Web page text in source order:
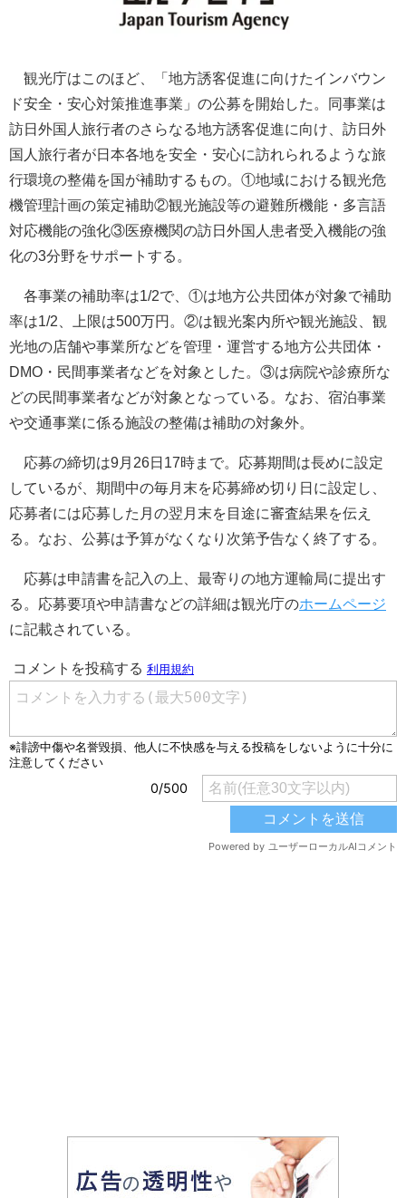
観光庁はこのほど、「地方誘客促進に向けたインバウン
ド安全・安心対策推進事業」の公募を開始した。同事業は
訪日外国人旅行者のさらなる地方誘客促進に向け、訪日外
国人旅行者が日本各地を安全・安心に訪れられるような旅
行環境の整備を国が補助するもの。①地域における観光危
機管理計画の策定補助②観光施設等の避難所機能・多言語
対応機能の強化③医療機関の訪日外国人患者受入機能の強
化の3分野をサポートする。
各事業の補助率は1/2で、①は地方公共団体が対象で補助
率は1/2、上限は500万円。②は観光案内所や観光施設、観
光地の店舗や事業所などを管理・運営する地方公共団体・
DMO・民間事業者などを対象とした。③は病院や診療所な
どの民間事業者などが対象となっている。なお、宿泊事業
や交通事業に係る施設の整備は補助の対象外。
応募の締切は9月26日17時まで。応募期間は長めに設定
しているが、期間中の毎月末を応募締め切り日に設定し、
応募者には応募した月の翌月末を目途に審査結果を伝え
る。なお、公募は予算がなくなり次第予告なく終了する。
応募は申請書を記入の上、最寄りの地方運輸局に提出す
る。応募要項や申請書などの詳細は観光庁のホームページ
に記載されている。